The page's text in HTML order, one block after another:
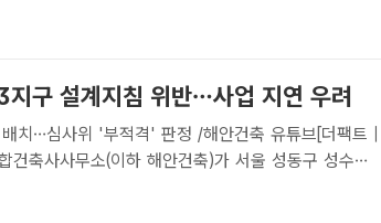
지구 설계지침 위반…사업 지연 우려
'부적격' 판정 /해안건축 유튜브[더팩트 |
건축사사무소(이하 해안건축)가 서울 성동구 성수전
성수3지구) 재개발 사업 조합에 제출한 설계안이 정